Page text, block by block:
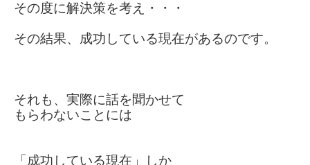
その度に解決策を考え・・・
その結果、成功している現在があるのです。
それも、実際に話を聞かせて
もらわないことには
「成功している現在」しか